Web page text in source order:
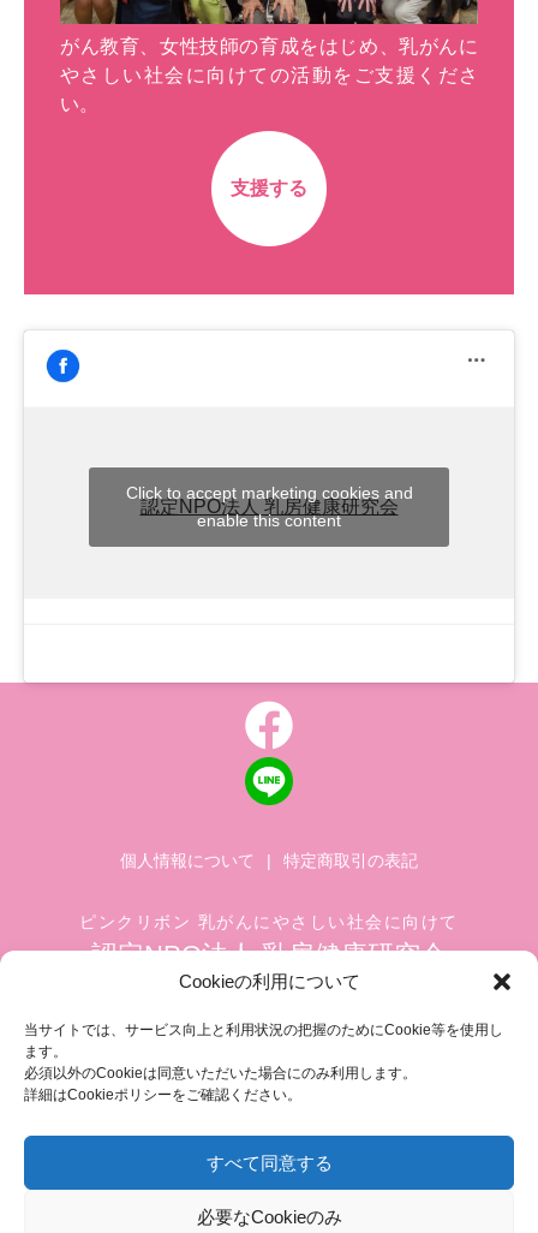
Cookieの利用について
当サイトでは、サービス向上と利用状況の把握のためにCookie等を使用し
ます。
必須以外のCookieは同意いただいた場合にのみ利用します。
詳細はCookieポリシーをご確認ください。
すべて同意する
必要なCookieのみ
がん教育、女性技師の育成をはじめ、乳がんに
やさしい社会に向けての活動をご支援くださ
い。
支援する
認定NPO法人 乳房健康研究会
Click to accept marketing cookies and
enable this content
個人情報について | 特定商取引の表記
ピンクリボン 乳がんにやさしい社会に向けて
認定NPO法人 乳房健康研究会
築地ホワイトビル 1002
FAX.03-3545-6545
info@breastcare.jp
COPYRIGHT (C) 2019 JAPAN SOCIETY OF BREAST HEALTH, ALL RIGHT RESERVED